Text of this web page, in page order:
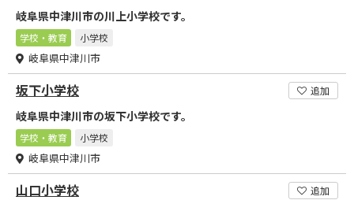
岐阜県中津川市の川上小学校です。
学校・教育 小学校
岐阜県中津川市
坂下小学校 追加
岐阜県中津川市の坂下小学校です。
学校・教育 小学校
岐阜県中津川市
山口小学校 追加